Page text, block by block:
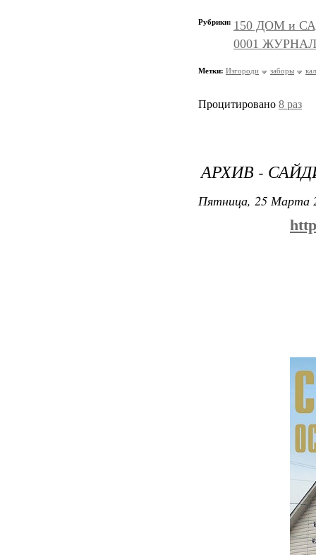
Рубрики: 150 ДОМ и
0001
Метки: Изгороди заборы
Процитировано 8 раз
АРХИВ -
Пятница, 25 Марта